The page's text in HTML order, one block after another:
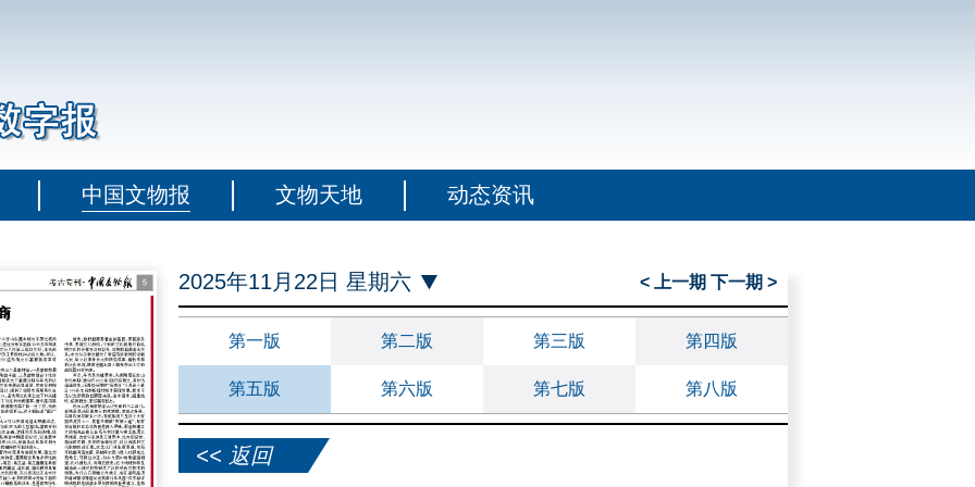
中国文物报 文物天地 动态资讯
2025年11月22日 星期六 < 上一期 下一期 >
第一版 第二版 第三版 第四版
第五版 第六版 第七版 第八版
<< 返回